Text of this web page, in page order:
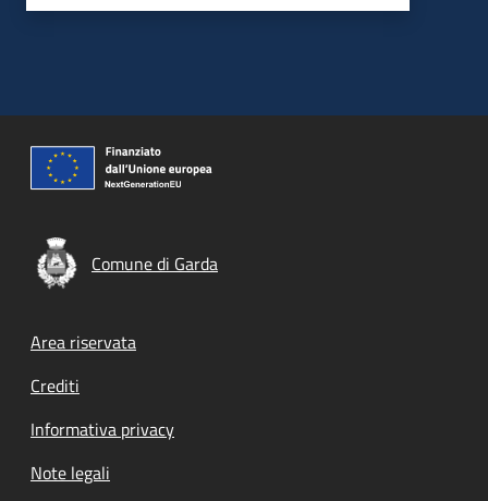
Comune di Garda
Footer menu
Area riservata
Crediti
Informativa privacy
Note legali